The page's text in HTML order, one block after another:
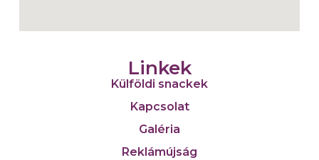
Linkek
Külföldi snackek
Kapcsolat
Galéria
Reklámújság